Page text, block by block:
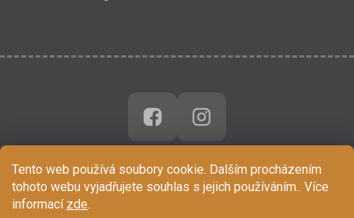
Tento web používá soubory cookie. Dalším procházením
tohoto webu vyjadřujete souhlas s jejich používáním.. Více
informací zde.